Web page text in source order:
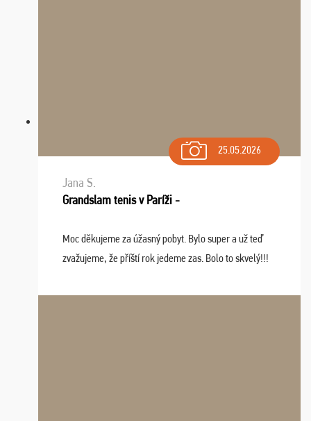
25.05.2026
Jana S.
Grandslam tenis v Paríži -
Moc děkujeme za úžasný pobyt. Bylo super a už teď
zvažujeme, že příští rok jedeme zas. Bolo to skvelý!!!